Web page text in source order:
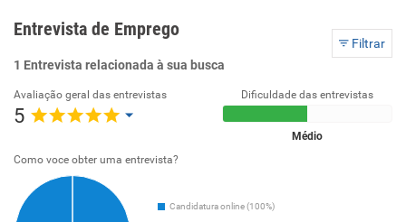
Entrevista de Emprego
Filtrar
1 Entrevista relacionada à sua busca
Avaliação geral das entrevistas
5
Dificuldade das entrevistas
Médio
Como voce obter uma entrevista?
Candidatura online (100%)